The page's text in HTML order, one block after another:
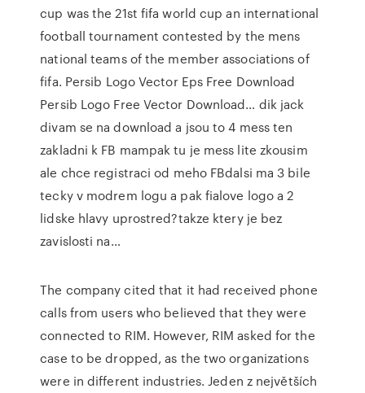
cup was the 21st fifa world cup an international
football tournament contested by the mens
national teams of the member associations of
fifa. Persib Logo Vector Eps Free Download
Persib Logo Free Vector Download… dik jack
divam se na download a jsou to 4 mess ten
zakladni k FB mampak tu je mess lite zkousim
ale chce registraci od meho FBdalsi ma 3 bile
tecky v modrem logu a pak fialove logo a 2
lidske hlavy uprostred?takze ktery je bez
zavislosti na…
The company cited that it had received phone
calls from users who believed that they were
connected to RIM. However, RIM asked for the
case to be dropped, as the two organizations
were in different industries. Jeden z největších